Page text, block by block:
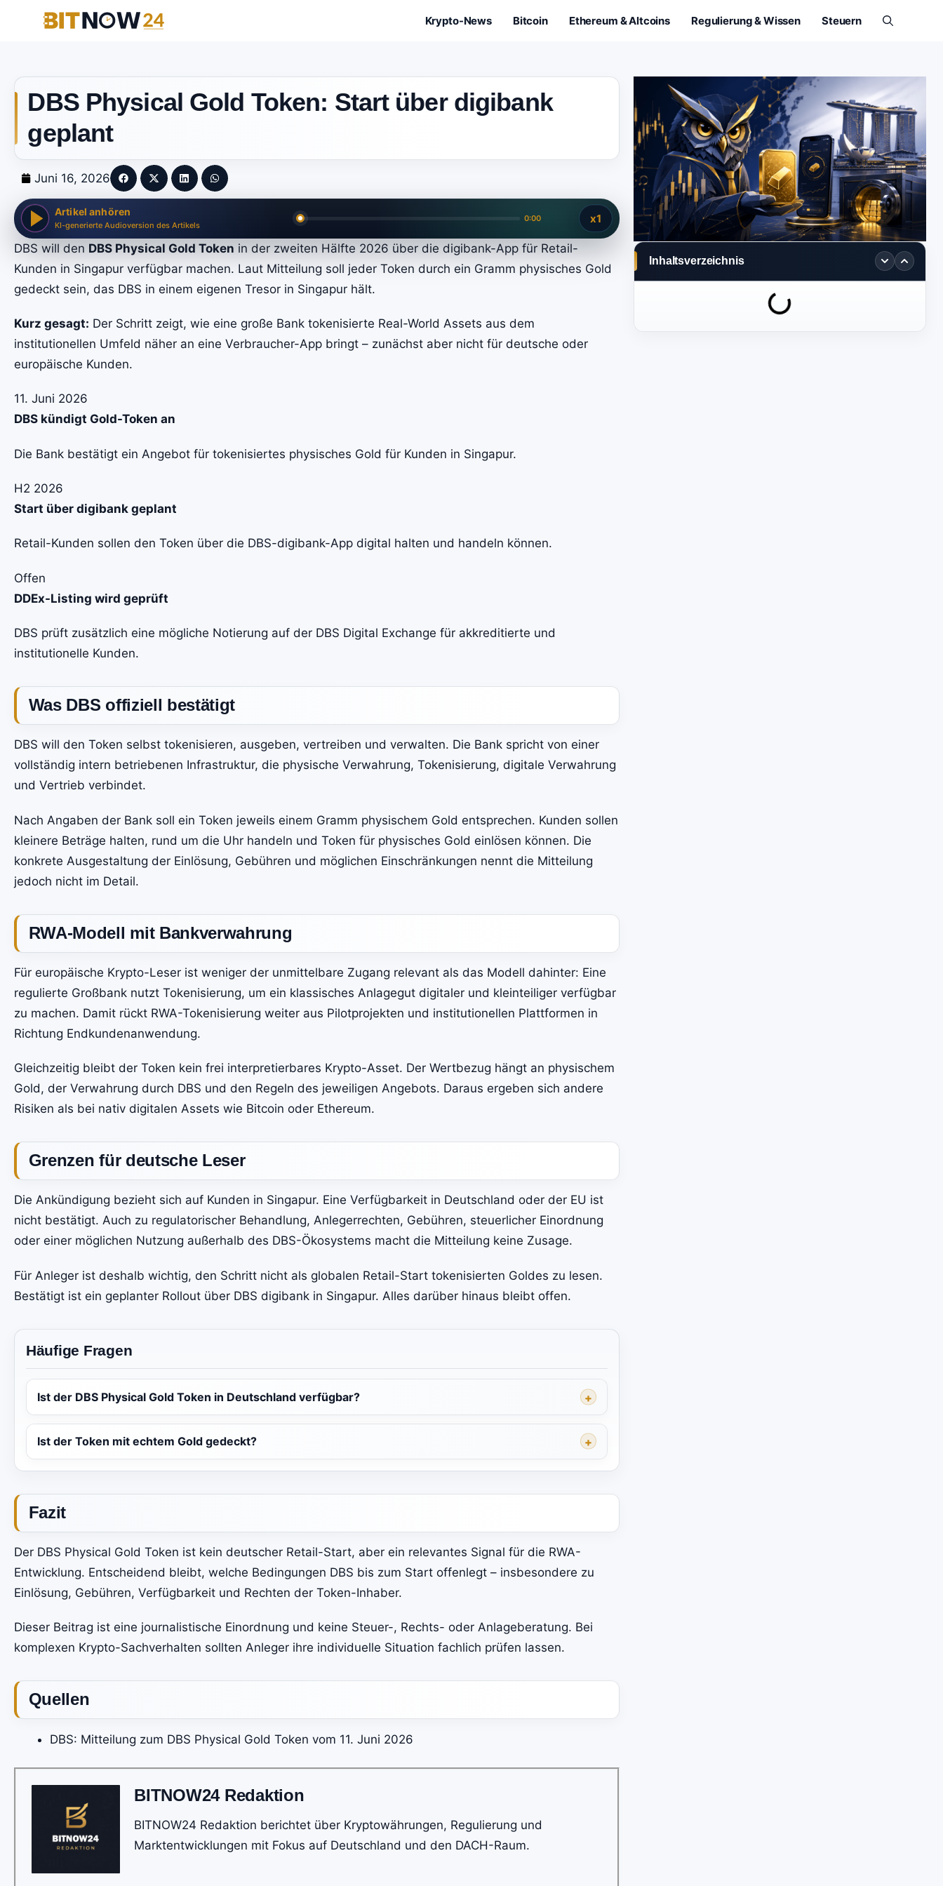
Krypto-News Bitcoin Ethereum & Altcoins Regulierung & Wissen Steuern
DBS Physical Gold Token: Start über digibank
geplant
Juni 16, 2026
Artikel anhören
KI-generierte Audioversion des Artikels
0:00 x1
DBS will den DBS Physical Gold Token in der zweiten Hälfte 2026 über die digibank-App für Retail-
Kunden in Singapur verfügbar machen. Laut Mitteilung soll jeder Token durch ein Gramm physisches Gold
gedeckt sein, das DBS in einem eigenen Tresor in Singapur hält.
Kurz gesagt: Der Schritt zeigt, wie eine große Bank tokenisierte Real-World Assets aus dem
institutionellen Umfeld näher an eine Verbraucher-App bringt – zunächst aber nicht für deutsche oder
europäische Kunden.
11. Juni 2026
DBS kündigt Gold-Token an
Die Bank bestätigt ein Angebot für tokenisiertes physisches Gold für Kunden in Singapur.
H2 2026
Start über digibank geplant
Retail-Kunden sollen den Token über die DBS-digibank-App digital halten und handeln können.
Offen
DDEx-Listing wird geprüft
DBS prüft zusätzlich eine mögliche Notierung auf der DBS Digital Exchange für akkreditierte und
institutionelle Kunden.
Was DBS offiziell bestätigt
DBS will den Token selbst tokenisieren, ausgeben, vertreiben und verwalten. Die Bank spricht von einer
vollständig intern betriebenen Infrastruktur, die physische Verwahrung, Tokenisierung, digitale Verwahrung
und Vertrieb verbindet.
Nach Angaben der Bank soll ein Token jeweils einem Gramm physischem Gold entsprechen. Kunden sollen
kleinere Beträge halten, rund um die Uhr handeln und Token für physisches Gold einlösen können. Die
konkrete Ausgestaltung der Einlösung, Gebühren und möglichen Einschränkungen nennt die Mitteilung
jedoch nicht im Detail.
RWA-Modell mit Bankverwahrung
Für europäische Krypto-Leser ist weniger der unmittelbare Zugang relevant als das Modell dahinter: Eine
regulierte Großbank nutzt Tokenisierung, um ein klassisches Anlagegut digitaler und kleinteiliger verfügbar
zu machen. Damit rückt RWA-Tokenisierung weiter aus Pilotprojekten und institutionellen Plattformen in
Richtung Endkundenanwendung.
Gleichzeitig bleibt der Token kein frei interpretierbares Krypto-Asset. Der Wertbezug hängt an physischem
Gold, der Verwahrung durch DBS und den Regeln des jeweiligen Angebots. Daraus ergeben sich andere
Risiken als bei nativ digitalen Assets wie Bitcoin oder Ethereum.
Grenzen für deutsche Leser
Die Ankündigung bezieht sich auf Kunden in Singapur. Eine Verfügbarkeit in Deutschland oder der EU ist
nicht bestätigt. Auch zu regulatorischer Behandlung, Anlegerrechten, Gebühren, steuerlicher Einordnung
oder einer möglichen Nutzung außerhalb des DBS-Ökosystems macht die Mitteilung keine Zusage.
Für Anleger ist deshalb wichtig, den Schritt nicht als globalen Retail-Start tokenisierten Goldes zu lesen.
Bestätigt ist ein geplanter Rollout über DBS digibank in Singapur. Alles darüber hinaus bleibt offen.
Häufige Fragen
Ist der DBS Physical Gold Token in Deutschland verfügbar?
Ist der Token mit echtem Gold gedeckt?
Fazit
Der DBS Physical Gold Token ist kein deutscher Retail-Start, aber ein relevantes Signal für die RWA-
Entwicklung. Entscheidend bleibt, welche Bedingungen DBS bis zum Start offenlegt – insbesondere zu
Einlösung, Gebühren, Verfügbarkeit und Rechten der Token-Inhaber.
Dieser Beitrag ist eine journalistische Einordnung und keine Steuer-, Rechts- oder Anlageberatung. Bei
komplexen Krypto-Sachverhalten sollten Anleger ihre individuelle Situation fachlich prüfen lassen.
Quellen
DBS: Mitteilung zum DBS Physical Gold Token vom 11. Juni 2026
BITNOW24 Redaktion
BITNOW24 Redaktion berichtet über Kryptowährungen, Regulierung und
Marktentwicklungen mit Fokus auf Deutschland und den DACH-Raum.
Inhaltsverzeichnis